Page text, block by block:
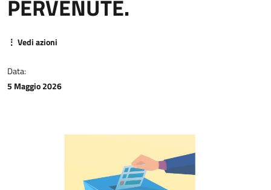
PERVENUTE.
⋮ Vedi azioni
Data:
5 Maggio 2026